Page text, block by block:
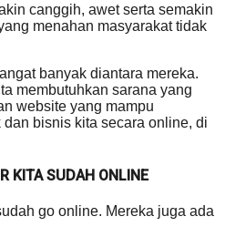
canggih, awet serta semakin
menahan masyarakat tidak
banyak diantara mereka.
membutuhkan sarana yang
website yang mampu
bisnis kita secara online, di
KITA SUDAH ONLINE
go online. Mereka juga ada